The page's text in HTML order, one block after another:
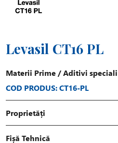
Levasil CT16 PL
Materii Prime /Aditivi
COD PRODUS: CT16-PL
Proprietăți
Fișă Tehnică